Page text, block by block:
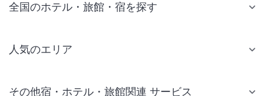
全国のホテル・旅館・宿を探す
人気のエリア
その他宿・ホテル・旅館関連 サービス